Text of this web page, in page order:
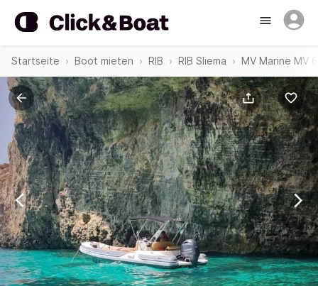
Startseite Boot mieten RIB RIB Sliema MV Marine MV